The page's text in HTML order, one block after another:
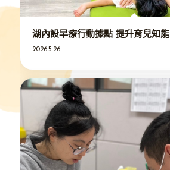
湖內設早療行動據點 提升育兒知能
2026.5.26